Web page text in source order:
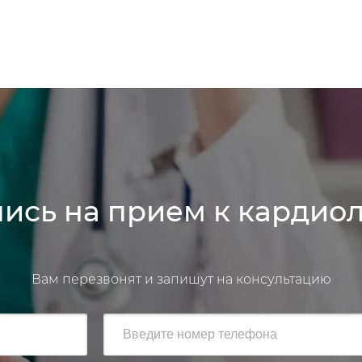
на прием к
Вам перезвонят и запишут на консультацию